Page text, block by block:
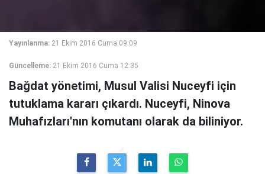
Yayınlanma: 21 Ekim 2016 Cuma 09:09
Güncelleme: 21 Ekim 2016 Cuma 12:35
Bağdat yönetimi, Musul Valisi Nuceyfi için
tutuklama kararı çıkardı. Nuceyfi, Ninova
Muhafızları'nın komutanı olarak da biliniyor.